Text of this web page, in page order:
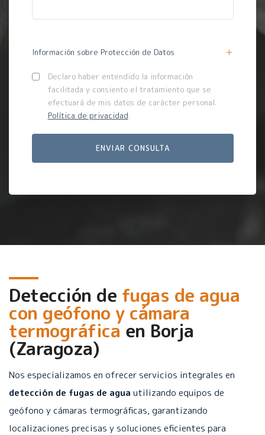
Información sobre Protección de Datos
Declaro haber entendido la información
facilitada y consiento el tratamiento que se
efectuará de mis datos de carácter personal.
Política de privacidad.
Detección de fugas de agua
con geófono y cámara
termográficaen Borja
(Zaragoza)
Nos especializamos en ofrecer servicios integrales en
detección de fugas de agua utilizando equipos de
geófono y cámaras termográficas, garantizando
localizaciones precisas y soluciones eficientes para